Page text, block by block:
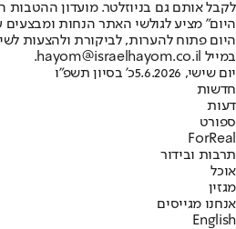
לקבל אותם גם בניוזלטר. מועדון ההטבות
היום" מציע לגולשי האתר הנחות ומבצעים
היום פתוח להערות, לביקורת ולהצעות
במייל hayom@israelhayom.co.il.
יום שישי, 5.6.2026
כ' בסיון תשפ"ו
חדשות
דעות
ספורט
ForReal
תרבות ובידור
אוכל
מגזין
אנחנו מגייסים
English